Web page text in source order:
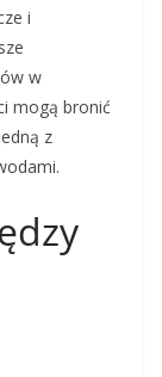
i
w
mogą bronić
z